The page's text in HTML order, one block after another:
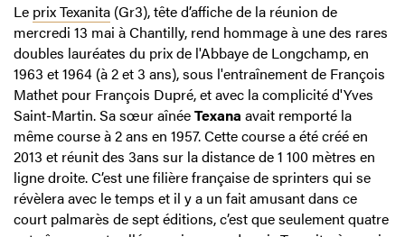
Le prix Texanita (Gr3), tête d’affiche de la réunion de
mercredi 13 mai à Chantilly, rend hommage à une des rares
doubles lauréates du prix de l'Abbaye de Longchamp, en
1963 et 1964 (à 2 et 3 ans), sous l'entraînement de François
Mathet pour François Dupré, et avec la complicité d'Yves
Saint-Martin. Sa sœur aînéeTexana avait remporté la
même course à 2 ans en 1957. Cette course a été créé en
2013 et réunit des 3ans sur la distance de 1 100 mètres en
ligne droite. C’est une filière française de sprinters qui se
révèlera avec le temps et il y a un fait amusant dans ce
court palmarès de sept éditions, c’est que seulement quatre